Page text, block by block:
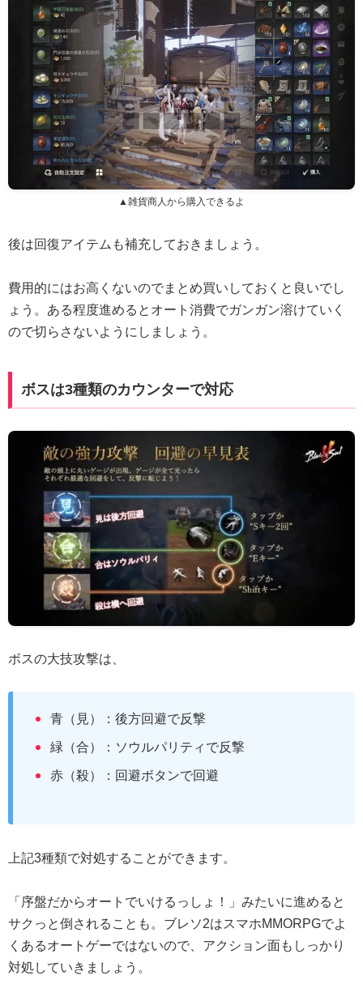
▲雑貨商人から購入できるよ
後は回復アイテムも補充しておきましょう。
費用的にはお高くないのでまとめ買いしておくと良いでし
ょう。ある程度進めるとオート消費でガンガン溶けていく
ので切らさないようにしましょう。
ボスは3種類のカウンターで対応
ボスの大技攻撃は、
青（見）：後方回避で反撃
緑（合）：ソウルパリティで反撃
赤（殺）：回避ボタンで回避
上記3種類で対処することができます。
「序盤だからオートでいけるっしょ！」みたいに進めると
サクっと倒されることも。ブレソ2はスマホMMORPGでよ
くあるオートゲーではないので、アクション面もしっかり
対処していきましょう。